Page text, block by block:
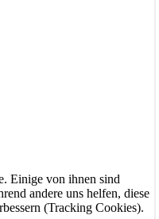
Einige von ihnen sind
andere uns helfen, diese
(Tracking Cookies).